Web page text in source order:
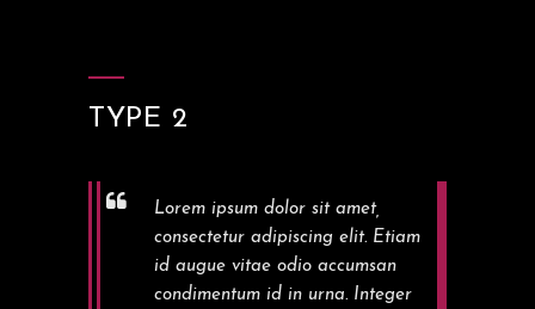
TYPE 2
Lorem ipsum dolor sit amet,
consectetur adipiscing elit. Etiam
id augue vitae odio accumsan
condimentum id in urna. Integer